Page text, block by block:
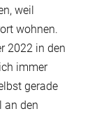
weil
wohnen.
2022 in den
immer
gerade
an den